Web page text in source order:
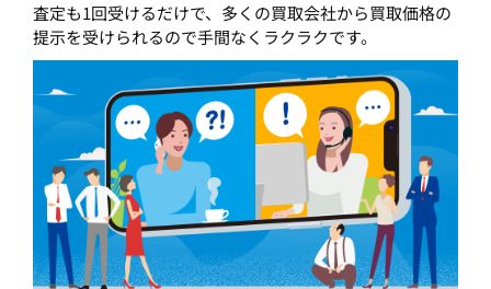
査定も1回受けるだけで、多くの買取会社から買取価格の
提示を受けられるので手間なくラクラクです。